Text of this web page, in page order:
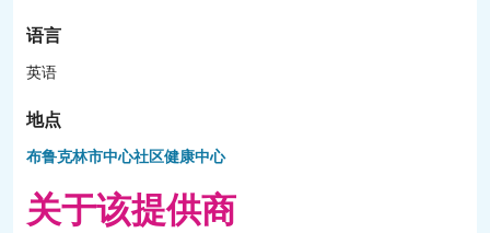
语言
英语
地点
布鲁克林市中心社区健康中心
关于该提供商